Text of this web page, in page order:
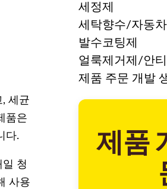
세균
품은
다.
청
사용
세정제
세탁향수/자동
발수코팅제
얼룩제거제/안
제품 주문 개발
제품